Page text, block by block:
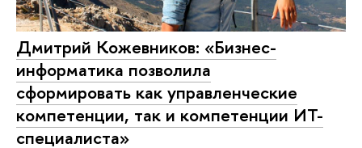
Дмитрий Кожевников: «Бизнес-
информатика позволила
сформировать как управленческие
компетенции, так и компетенции ИТ-
специалиста»